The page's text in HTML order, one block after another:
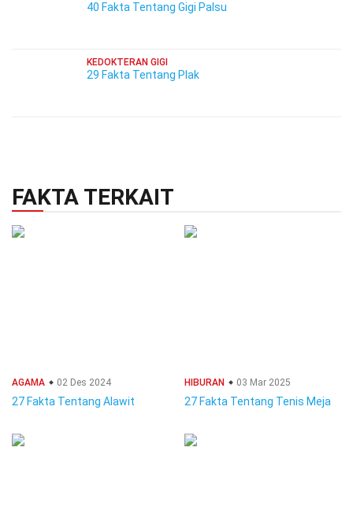
40 Fakta Tentang Gigi Palsu
KEDOKTERAN GIGI
29 Fakta Tentang Plak
FAKTA TERKAIT
AGAMA 02 Des 2024
27 Fakta Tentang Alawit
HIBURAN 03 Mar 2025
27 Fakta Tentang Tenis Meja